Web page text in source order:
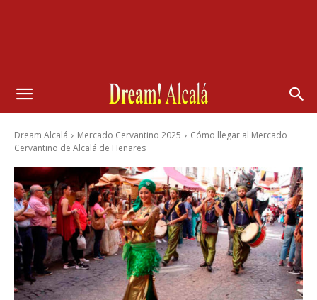
Dream Alcalá Mercado Cervantino 2025
Cómo llegar al Mercado
Cervantino de Alcalá de Henares